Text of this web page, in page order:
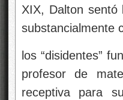
XIX, Dalton
substancialmente
los “disidentes”
profesor de
receptiva para